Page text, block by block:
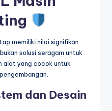
memiliki nilai signifikan
solusi seragam untuk
alat yang cocok untuk
dan Desain